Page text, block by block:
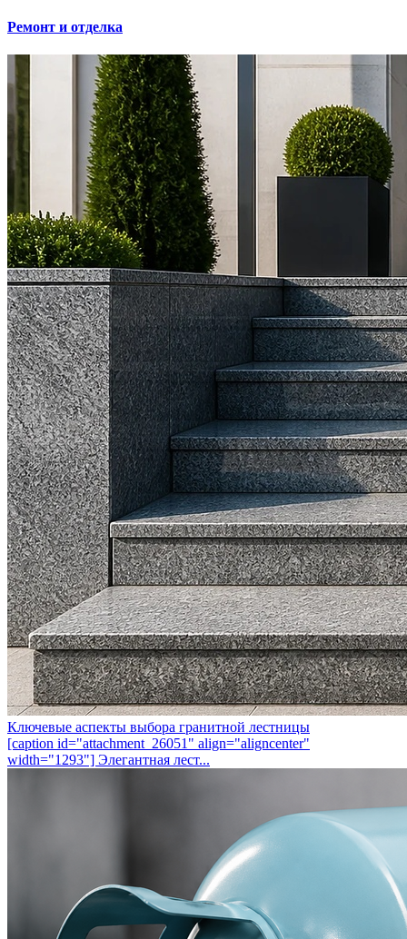
Ремонт и отделка
Ключевые аспекты выбора гранитной лестницы
[caption id="attachment_26051" align="aligncenter"
width="1293"] Элегантная лест...